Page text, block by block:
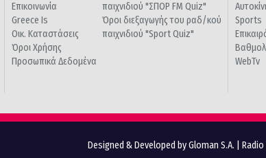
Επικοινωνία
Greece Is
Οικ. Καταστάσεις
Όροι Χρήσης
Προσωπικά Δεδομένα
παιχνιδιού "ΣΠΟΡ FM Quiz"
Όροι διεξαγωγής του ραδ/κού
παιχνιδιού "Sport Quiz"
Sports
WebTv
Designed & Developed by Gloman S.A.